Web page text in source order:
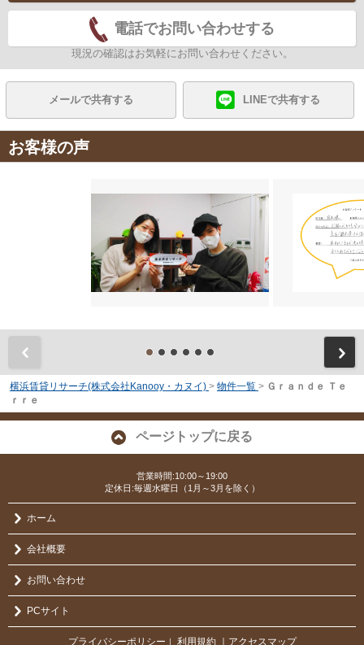
電話でお問い合わせする
現況の確認はお気軽にお問い合わせください。
メールで共有する LINEで共有する
お客様の声
横浜賃貸リサーチ(株式会社Kanooy・カヌイ) > 物件一覧 > Ｇｒａｎｄｅ Ｔｅ
ｒｒｅ
ページトップに戻る
営業時間:10:00～19:00
定休日:毎週水曜日（1月～3月を除く）
ホーム
会社概要
お問い合わせ
PCサイト
プライバシーポリシー 利用規約 ｜アクセスマップ